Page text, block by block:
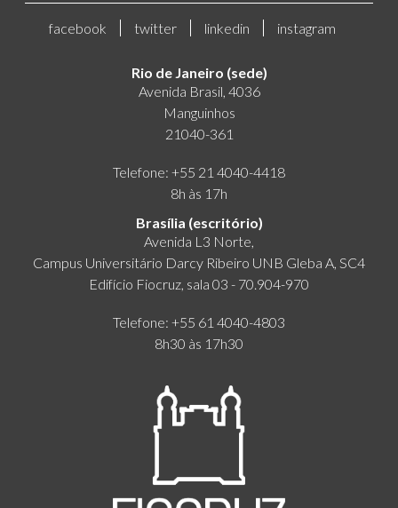
facebook twitter linkedin instagram
Rio de Janeiro (sede)
Avenida Brasil, 4036
Manguinhos
21040-361
Telefone: +55 21 4040-4418
8h às 17h
Brasília (escritório)
Avenida L3 Norte,
Campus Universitário Darcy Ribeiro UNB Gleba A, SC4
Edifício Fiocruz, sala 03 - 70.904-970
Telefone: +55 61 4040-4803
8h30 às 17h30